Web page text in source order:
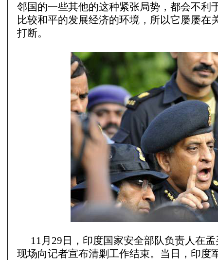
邻国的一些其他的这种紧张局势，都会不利
比较和平的发展经济的环境，所以它屡屡在
打断。
11月29日，印度国家安全部队负责人在
现场向记者宣布清剿工作结束。当日，印度